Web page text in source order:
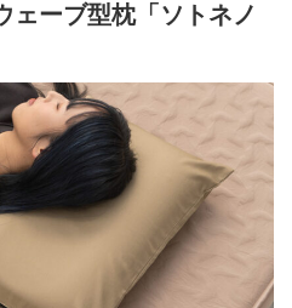
ェーブ型枕「ソトネノ